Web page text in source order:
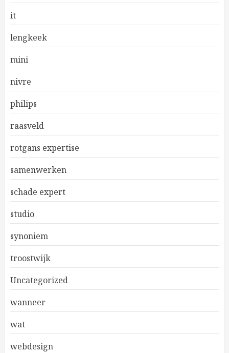
it
lengkeek
mini
nivre
philips
raasveld
rotgans expertise
samenwerken
schade expert
studio
synoniem
troostwijk
Uncategorized
wanneer
wat
webdesign